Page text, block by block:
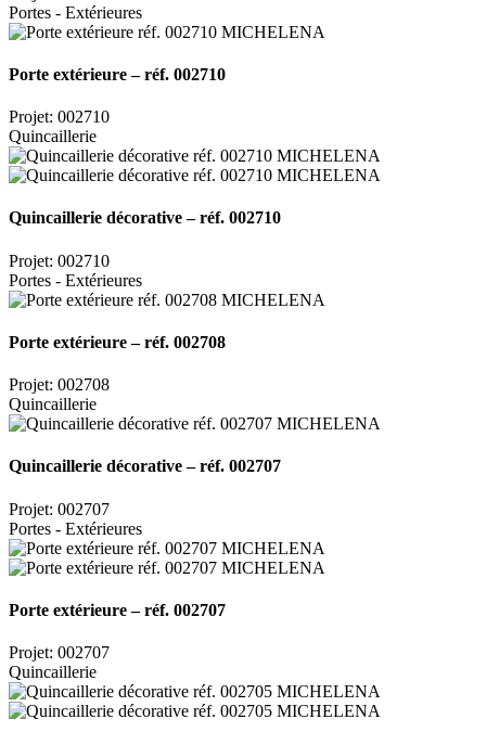
Portes - Extérieures
Porte extérieure – réf. 002710
Projet: 002710
Quincaillerie
Quincaillerie décorative – réf. 002710
Projet: 002710
Portes - Extérieures
Porte extérieure – réf. 002708
Projet: 002708
Quincaillerie
Quincaillerie décorative – réf. 002707
Projet: 002707
Portes - Extérieures
Porte extérieure – réf. 002707
Projet: 002707
Quincaillerie